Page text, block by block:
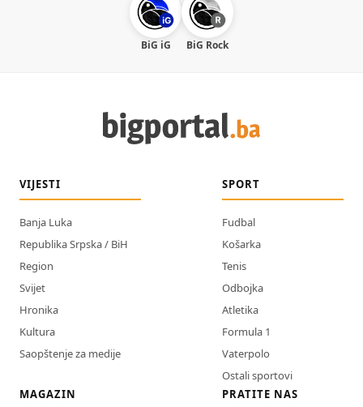
BiG iG BiG Rock
VIJESTI
Banja Luka
Republika Srpska / BiH
Region
Svijet
Hronika
Kultura
Saopštenje za medije
SPORT
Fudbal
Košarka
Tenis
Odbojka
Atletika
Formula 1
Vaterpolo
Ostali sportovi
MAGAZIN
PRATITE NAS